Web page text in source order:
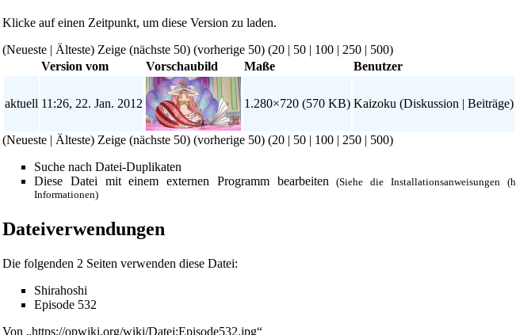
Klicke auf einen Zeitpunkt, um diese Version zu laden.
(Neueste | Älteste) Zeige (nächste 50) (vorherige 50) (20 | 50 | 100 | 250 | 500)
Version vom
Vorschaubild Maße Benutzer
aktuell 11:26, 22. Jan. 2012 1.280×720 (570 KB) Kaizoku (Diskussion | Beiträge)
(Neueste | Älteste) Zeige (nächste 50) (vorherige 50) (20 | 50 | 100 | 250 | 500)
Suche nach Datei-Duplikaten
Diese Datei mit einem externen Programm bearbeiten
(Siehe die Installationsanweisungen
Informationen)
Dateiverwendungen
Die folgenden 2 Seiten verwenden diese Datei:
Shirahoshi
Episode 532
Von „https://opwiki.org/wiki/Datei:Episode532.jpg“
Powered byComputer-Base